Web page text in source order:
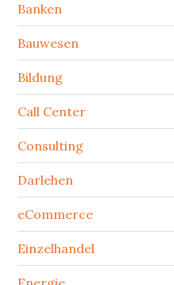
Banken
Bauwesen
Bildung
Call Center
Consulting
Darlehen
eCommerce
Einzelhandel